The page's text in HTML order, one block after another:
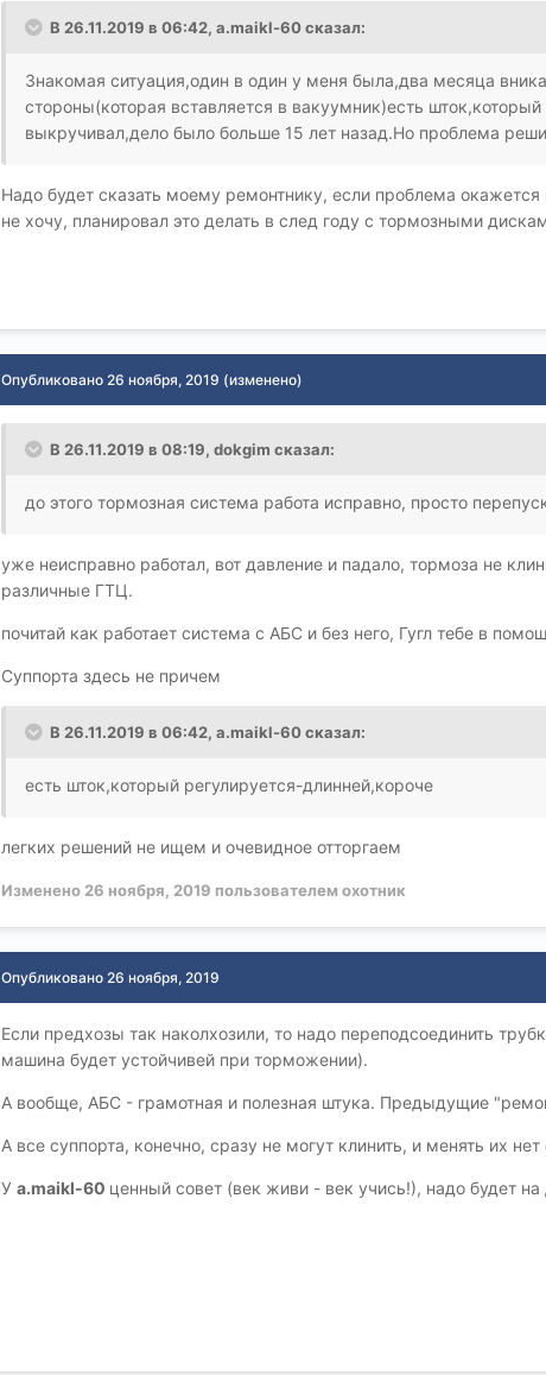
В 26.11.2019 в 06:42, a.maikl-60сказал:
Знакомая ситуация,один в один у меня была,два месяца
стороны(которая вставляется в вакуумник)есть
выкручивал,дело было больше 15 лет назад.Но проблема
Надо будет сказать моему ремонтнику, если проблема
не хочу, планировал это делать в след году с тормозными
Опубликовано 26 ноября, 2019 (изменено)
В 26.11.2019 в 08:19, dokgim сказал:
до этого тормозная система работа исправно, просто
уже неисправно работал, вот давление и падало, тормоза не
различные ГТЦ.
почитай как работает система с АБС и без него, Гугл тебе в
Суппорта здесь не причем
В 26.11.2019 в 06:42, a.maikl-60сказал:
есть шток,который регулируется-длинней,короче
легких решений не ищем и очевидное отторгаем
Изменено 26 ноября, 2019 пользователем охотник
Опубликовано 26 ноября, 2019
Если предхозы так наколхозили, то надо переподсоединить
машина будет устойчивей при торможении).
А вообще, АБС - грамотная и полезная штука. Предыдущие
А все суппорта, конечно, сразу не могут клинить, и менять их
У a.maikl-60 ценный совет (век живи - век учись!), надо будет на